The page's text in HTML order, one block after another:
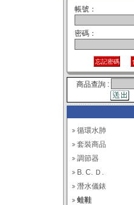
帳號：
密碼：
商品查詢 :
循環水肺
套裝商品
調節器
B. C. Ｄ.
潛水儀錶
蛙鞋